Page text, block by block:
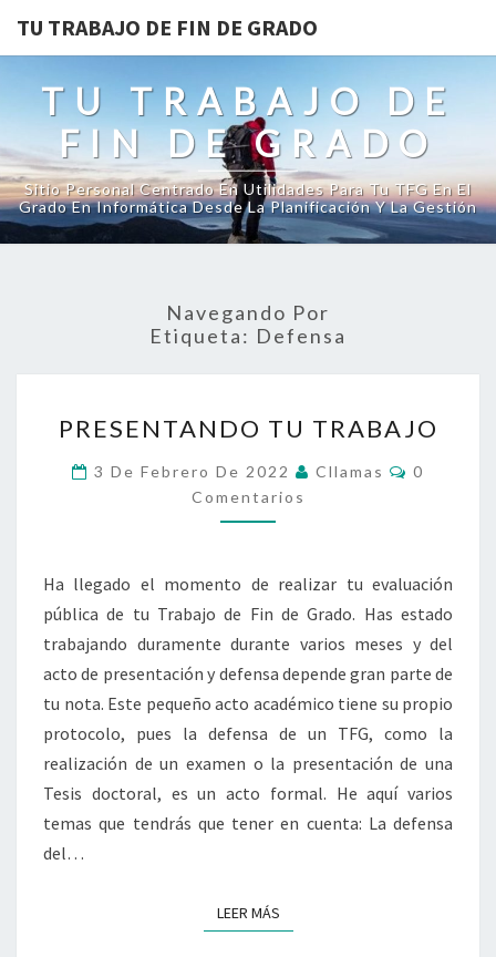
TU TRABAJO DE FIN DE GRADO
TU TRABAJO DE
FIN DE GRADO
Sitio Personal Centrado En Utilidades Para Tu TFG En El
Grado En Informática Desde La Planificación Y La Gestión
Navegando Por
Etiqueta: Defensa
TU
TRABAJO
PRESENTANDO TU TRABAJO
3 De Febrero De 2022 Cllamas
0
Comentarios
Ha llegado el momento de realizar tu evaluación
pública de tu Trabajo de Fin de Grado. Has estado
trabajando duramente durante varios meses y del
acto de presentación y defensa depende gran parte de
tu nota. Este pequeño acto académico tiene su propio
protocolo, pues la defensa de un TFG, como la
realización de un examen o la presentación de una
Tesis doctoral, es un acto formal. He aquí varios
temas que tendrás que tener en cuenta: La defensa
del…
LEER MÁSLEER MÁS